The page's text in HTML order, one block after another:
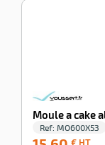
Moule a cake
Ref: MO600X53
€ HT